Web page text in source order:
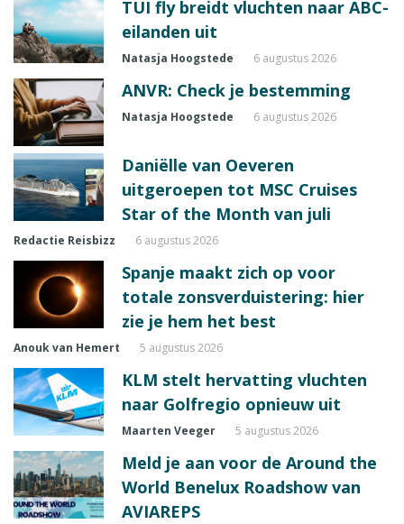
TUI fly breidt vluchten naar ABC-
eilanden uit
Natasja Hoogstede 6 augustus 2026
ANVR: Check je bestemming
Natasja Hoogstede 6 augustus 2026
Daniëlle van Oeveren
uitgeroepen tot MSC Cruises
Star of the Month van juli
Redactie Reisbizz 6 augustus 2026
Spanje maakt zich op voor
totale zonsverduistering: hier
zie je hem het best
Anouk van Hemert 5 augustus 2026
KLM stelt hervatting vluchten
naar Golfregio opnieuw uit
Maarten Veeger 5 augustus 2026
Meld je aan voor de Around the
World Benelux Roadshow van
AVIAREPS